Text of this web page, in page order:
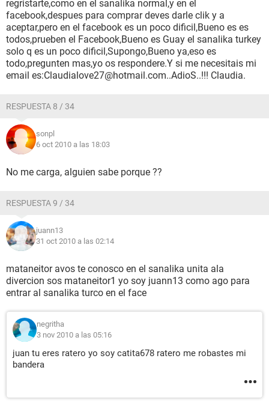
regristarte,como en el sanalika normal,y en el
facebook,despues para comprar deves darle clik y a
aceptar,pero en el facebook es un poco dificil,Bueno es es
todos,prueben el Facebook,Bueno es Guay el sanalika turkey
solo q es un poco dificil,Supongo,Bueno ya,eso es
todo,pregunten mas,yo os respondere.Y si me necesitais mi
email es:Claudialove27@hotmail.com..AdioS..!!! Claudia.
RESPUESTA 8 / 34
sonpl
6 oct 2010 a las 18:03
No me carga, alguien sabe porque ??
RESPUESTA 9 / 34
juann13
31 oct 2010 a las 02:14
mataneitor avos te conosco en el sanalika unita ala
divercion sos mataneitor1 yo soy juann13 como ago para
entrar al sanalika turco en el face
negritha
3 nov 2010 a las 05:16
juan tu eres ratero yo soy catita678 ratero me robastes mi
bandera